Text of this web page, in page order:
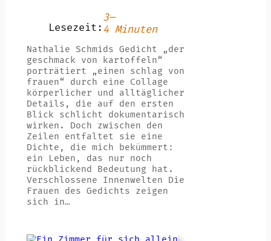
Lesezeit:
3–
4 Minuten
Nathalie Schmids Gedicht „der
geschmack von kartoffeln“
porträtiert „einen schlag von
frauen“ durch eine Collage
körperlicher und alltäglicher
Details, die auf den ersten
Blick schlicht dokumentarisch
wirken. Doch zwischen den
Zeilen entfaltet sie eine
Dichte, die mich bekümmert:
ein Leben, das nur noch
rückblickend Bedeutung hat.
Verschlossene Innenwelten Die
Frauen des Gedichts zeigen
sich in…